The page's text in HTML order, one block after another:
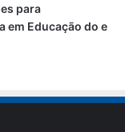
para
em Educação do e